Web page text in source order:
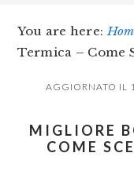
You are here:
Termica – Come
AGGIORNATO IL
MIGLIORE
COME